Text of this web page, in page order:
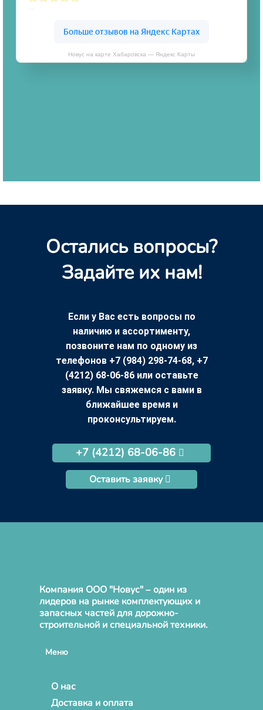
Новус на карте Хабаровска — Яндекс Карты
Остались вопросы?
Задайте их нам!
Если у Вас есть вопросы по
наличию и ассортименту,
позвоните нам по одному из
телефонов +7 (984) 298-74-68, +7
(4212) 68-06-86 или оставьте
заявку. Мы свяжемся с вами в
ближайшее время и
проконсультируем.
+7 (4212) 68-06-86
Оставить заявку
Компания ООО "Новус" – один из
лидеров на рынке комплектующих и
запасных частей для дорожно-
строительной и специальной техники.
Меню
О нас
Доставка и оплата